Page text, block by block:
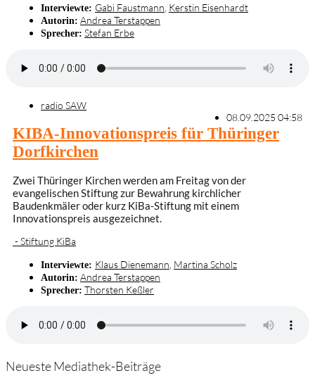
Interviewte: Gabi Faustmann Kerstin Eisenhardt
Autorin: Andrea Terstappen
Sprecher: Stefan Erbe
radio SAW
08.09.2025 04:58
KIBA-Innovationspreis für Thüringer
Dorfkirchen
Zwei Thüringer Kirchen werden am Freitag von der
evangelischen Stiftung zur Bewahrung kirchlicher
Baudenkmäler oder kurz KiBa-Stiftung mit einem
Innovationspreis ausgezeichnet.
- Stiftung KiBa
Interviewte: Klaus Dienemann Martina Scholz
Autorin: Andrea Terstappen
Sprecher: Thorsten Keßler
Neueste Mediathek-Beiträge